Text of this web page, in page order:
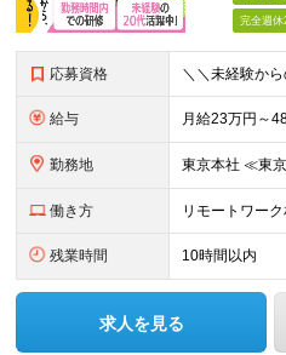
完全週休
応募資格
給与
勤務地
働き方 リモートワー
残業時間 10時間以内
求人を見る